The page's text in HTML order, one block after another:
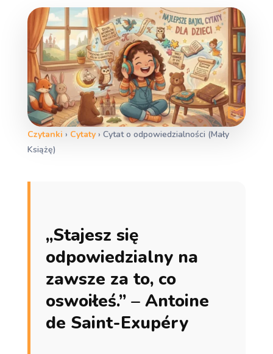
Czytanki › Cytaty› Cytat o odpowiedzialności (Mały
Książę)
„Stajesz się
odpowiedzialny na
zawsze za to, co
oswoiłeś.” – Antoine
de Saint-Exupéry